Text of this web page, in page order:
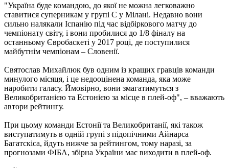
"Україна буде командою, до якої не можна легковажно
ставитися суперникам у групі С у Мілані. Недавно вони
сильно налякали Іспанію під час відбіркового матчу до
чемпіонату світу, і вони пробилися до 1/8 фіналу на
останньому Євробаскеті у 2017 році, де поступилися
майбутнім чемпіонам – Словенії.
Святослав Михайлюк був одним із кращих гравців команди
минулого місяця, і це недооцінена команда, яка може
наробити галасу. Ймовірно, вони змагатимуться з
Великобританією та Естонією за місце в плей-оф", – вважають
автори рейтингу.
При цьому команди Естонії та Великобританії, які також
виступатимуть в одній групі з підопічними Айнарса
Багатскіса, йдуть нижче за рейтингом, тому наразі, за
прогнозами ФІБА, збірна України має виходити в плей-оф.